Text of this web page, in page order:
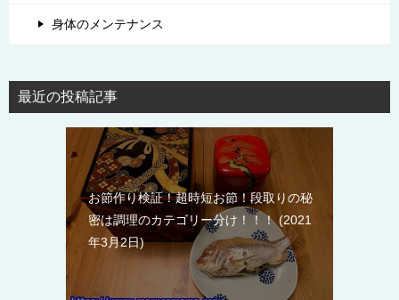
身体のメンテナンス
最近の投稿記事
お節作り検証！超時短お節！段取りの秘
密は調理のカテゴリー分け！！！ 2021
年3月2日